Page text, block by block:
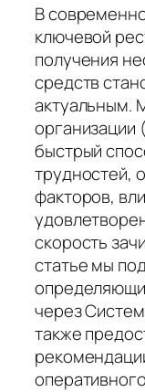
В
ключевой
получения
средств
актуальным.
быстрый
трудностей,
факторов,
скорость
статье мы
через
также